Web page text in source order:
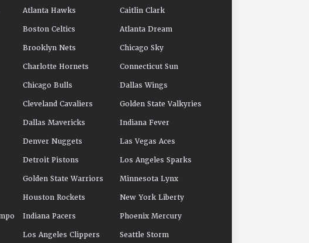
Atlanta Hawks
Boston Celtics
Brooklyn Nets
Charlotte Hornets
Chicago Bulls
Cleveland Cavaliers
Dallas Mavericks
Denver Nuggets
Detroit Pistons
Golden State Warriors
Houston Rockets
Indiana Pacers
Los Angeles Clippers
Caitlin Clark
Atlanta Dream
Chicago Sky
Connecticut Sun
Dallas Wings
Golden State Valkyries
Indiana Fever
Las Vegas Aces
Los Angeles Sparks
Minnesota Lynx
New York Liberty
Phoenix Mercury
Seattle Storm